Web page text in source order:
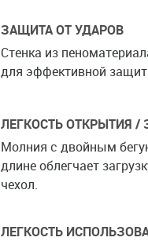
ЗАЩИТА ОТ УДАРОВ
Стенка из
для эффективной
ЛЕГКОСТЬ ОТКРЫТИЯ /
Молния с двойным
длине облегчает
чехол.
ЛЕГКОСТЬ